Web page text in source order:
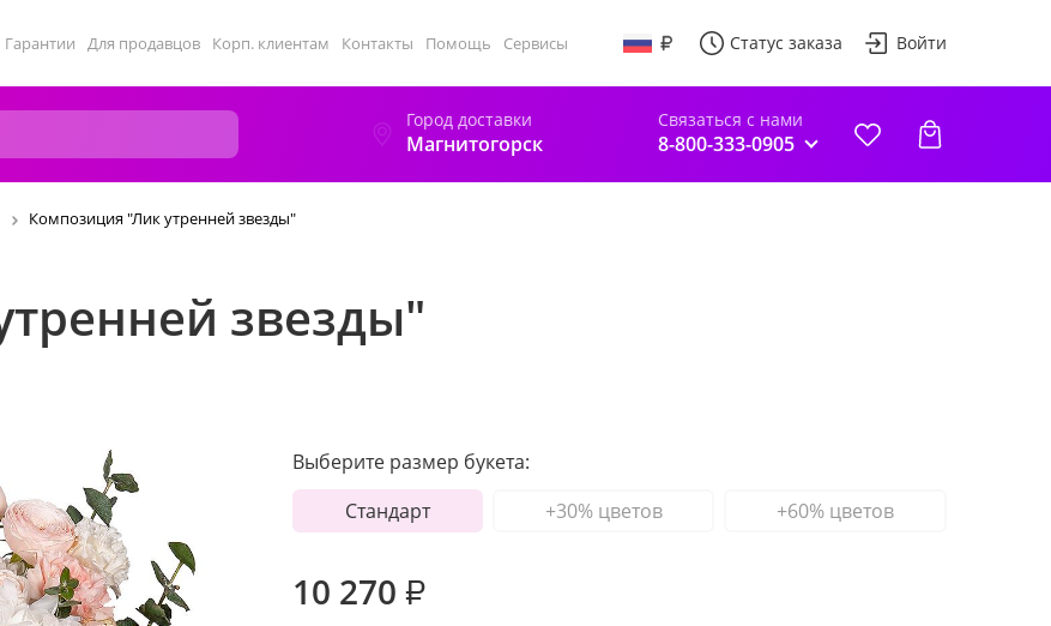
Гарантии Для продавцов Корп. клиентам Контакты Помощь Сервисы Статус заказа Войти
Город доставки
Магнитогорск
Связаться с нами
8-800-333-0905
Композиция "Лик утренней звезды"
звезды"
Выберите размер букета:
Стандарт
+30% цветов +60% цветов
10 270 ₽